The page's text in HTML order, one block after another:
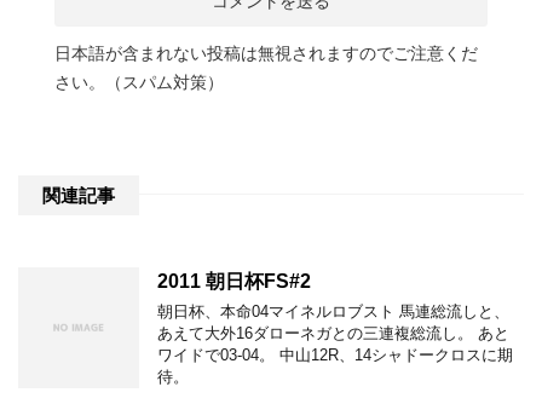
日本語が含まれない投稿は無視されますのでご注意くだ
さい。（スパム対策）
関連記事
2011 朝日杯FS#2
朝日杯、本命04マイネルロブスト 馬連総流しと、
あえて大外16ダローネガとの三連複総流し。 あと
ワイドで03-04。 中山12R、14シャドークロスに期
待。